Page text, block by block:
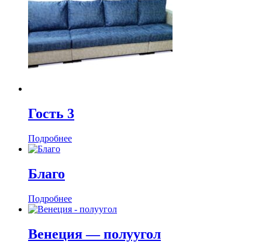
Гость 3
Подробнее
Благо
Подробнее
Венеция — полуугол